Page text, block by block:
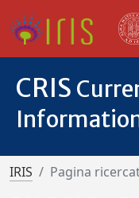
CRIS
IRIS Pagina